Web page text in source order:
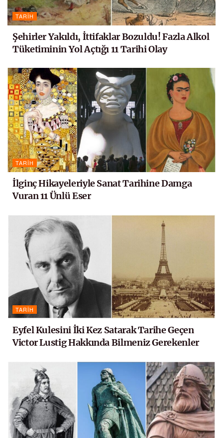
TARIH
Şehirler Yakıldı, İttifaklar Bozuldu! Fazla Alkol
Tüketiminin Yol Açtığı 11 Tarihi Olay
TARIH
İlginç Hikayeleriyle Sanat Tarihine Damga
Vuran 11 Ünlü Eser
TARIH
Eyfel Kulesini İki Kez Satarak Tarihe Geçen
Victor Lustig Hakkında Bilmeniz Gerekenler